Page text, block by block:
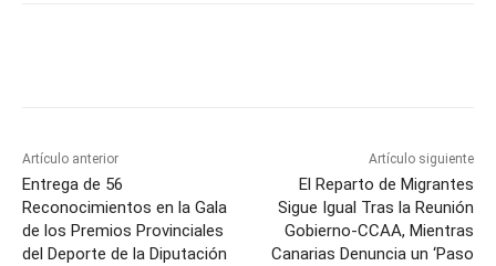
Artículo anterior
Entrega de 56
Reconocimientos en la Gala
de los Premios Provinciales
del Deporte de la Diputación
Artículo siguiente
El Reparto de Migrantes
Sigue Igual Tras la Reunión
Gobierno-CCAA, Mientras
Canarias Denuncia un ‘Paso